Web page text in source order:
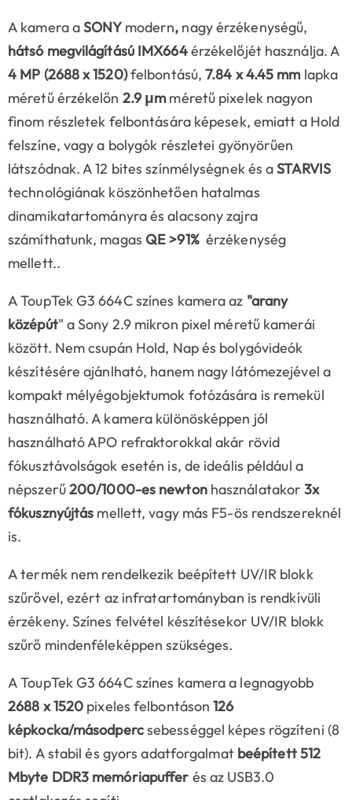
A kamera aSONY modern, nagy érzékenységű,
hátsó megvilágítású IMX664érzékelőjét használja. A
4 MP (2688 x 1520)felbontású,7.84 x 4.45 mmlapka
méretű érzékelőn 2.9 μmméretű pixelek nagyon
finom részletek felbontására képesek, emiatt a Hold
felszíne, vagy a bolygók részletei gyönyörűen
látszódnak. A 12 bites színmélységnek és aSTARVIS
technológiának köszönhetően hatalmas
dinamikatartományra és alacsony zajra
számíthatunk, magasQE >91% érzékenység
mellett..
A ToupTek G3 664C színes kamera az "arany
középút" a Sony 2.9 mikron pixel méretű kamerái
között. Nem csupán Hold, Nap és bolygóvideók
készítésére ajánlható, hanem nagy látómezejével a
kompakt mélyégobjektumok fotózására is remekül
használható. A kamera különösképpen jól
használható APO refraktorokkal akár rövid
fókusztávolságok esetén is, de ideális például a
népszerű200/1000-es newtonhasználatakor3x
fókusznyújtás mellett, vagy más F5-ös rendszereknél
is.
A termék nem rendelkezik beépített UV/IR blokk
szűrővel, ezért az infratartományban is rendkívüli
érzékeny. Színes felvétel készítésekor UV/IR blokk
szűrő mindenféleképpen szükséges.
A ToupTek G3 664C színes kamera a legnagyobb
2688 x 1520 pixeles felbontáson126
képkocka/másodpercsebességgel képes rögzíteni (8
bit). A stabil és gyors adatforgalmat beépített512
Mbyte DDR3 memóriapuffer és az USB3.0